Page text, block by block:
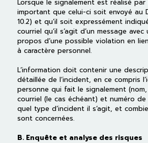
Lorsque le signalement est réalisé
important que celui-ci soit envoyé au
10.2) et qu’il soit expressément
courriel qu’il s’agit d’un message
propos d’une possible violation en
à caractère personnel.
L’information doit contenir une
détaillée de l’incident, en ce compris
personne qui fait le signalement
courriel (le cas échéant) et numéro
quel type d’incident il s’agit, et
sont concernées.
B. Enquête et analyse des risques